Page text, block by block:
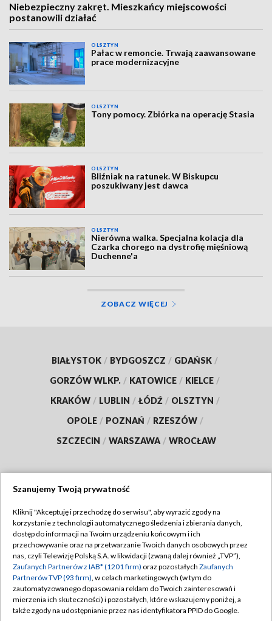
Niebezpieczny zakręt. Mieszkańcy miejscowości
postanowili działać
OLSZTYN
Pałac w remoncie. Trwają zaawansowane
prace modernizacyjne
OLSZTYN
Tony pomocy. Zbiórka na operację Stasia
OLSZTYN
Bliźniak na ratunek. W Biskupcu
poszukiwany jest dawca
OLSZTYN
Nierówna walka. Specjalna kolacja dla
Czarka chorego na dystrofię mięśniową
Duchenne'a
ZOBACZ WIĘCEJ
BIAŁYSTOK / BYDGOSZCZ / GDAŃSK /
GORZÓW WLKP. / KATOWICE / KIELCE /
KRAKÓW / LUBLIN / ŁÓDŹ / OLSZTYN /
OPOLE / POZNAŃ / RZESZÓW /
SZCZECIN / WARSZAWA / WROCŁAW
TVP
Abonament TVP
Emisja w TVP
Centrum informacji TVP
Naziemna Telewizja Cyfrowa
Regulamin TVP
Polityka prywatności
Moje zgody
Pomoc
Szanujemy Twoją prywatność
Kliknij "Akceptuję i przechodzę do serwisu", aby wyrazić zgody na
korzystanie z technologii automatycznego śledzenia i zbierania danych,
dostęp do informacji na Twoim urządzeniu końcowym i ich
przechowywanie oraz na przetwarzanie Twoich danych osobowych przez
nas, czyli Telewizję Polską S.A. w likwidacji (zwaną dalej również „TVP”),
Zaufanych Partnerów z IAB* (1201 firm) oraz pozostałych Zaufanych
Partnerów TVP (93 firm), w celach marketingowych (w tym do
zautomatyzowanego dopasowania reklam do Twoich zainteresowań i
mierzenia ich skuteczności) i pozostałych, które wskazujemy poniżej, a
także zgody na udostępnianie przez nas identyfikatora PPID do Google.